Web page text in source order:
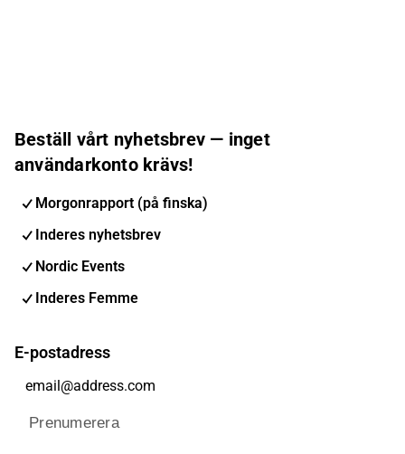
Beställ vårt nyhetsbrev — inget
användarkonto krävs!
Morgonrapport (på finska)
Inderes nyhetsbrev
Nordic Events
Inderes Femme
E-postadress
Prenumerera